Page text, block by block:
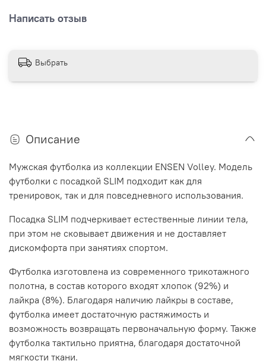
Написать отзыв
Выбрать
Описание
Мужская футболка из коллекции ENSEN Volley. Модель
футболки с посадкой SLIM подходит как для
тренировок, так и для повседневного использования.
Посадка SLIM подчеркивает естественные линии тела,
при этом не сковывает движения и не доставляет
дискомфорта при занятиях спортом.
Футболка изготовлена из современного трикотажного
полотна, в состав которого входят хлопок (92%) и
лайкра (8%). Благодаря наличию лайкры в составе,
футболка имеет достаточную растяжимость и
возможность возвращать первоначальную форму. Также
футболка тактильно приятна, благодаря достаточной
мягкости ткани.